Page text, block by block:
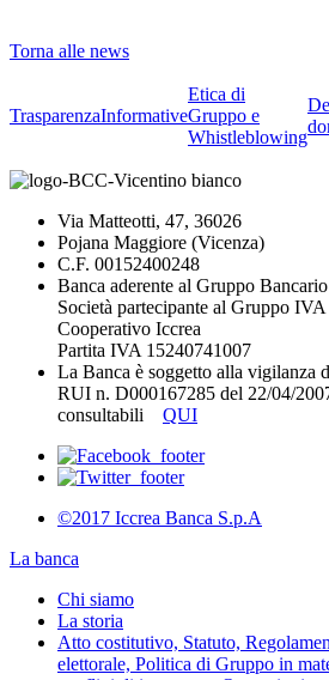
Torna alle news
TrasparenzaInformative
Etica di
Gruppo e
Whistleblowing
Via Matteotti, 47, 36026
Pojana Maggiore (Vicenza)
C.F. 00152400248
Banca aderente al Gruppo
Società partecipante al Gruppo
Cooperativo Iccrea
Partita IVA 15240741007
La Banca è soggetto alla vigilanza
RUI n. D000167285 del 22/04/
consultabili QUI
©2017 Iccrea Banca S.p.A
La banca
Chi siamo
La storia
Atto costitutivo, Statuto,
elettorale, Politica di Gruppo in